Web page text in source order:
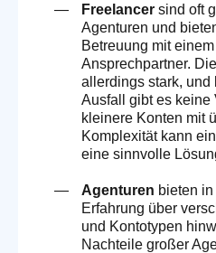
Freelancer sind oft
Agenturen und
Betreuung mit
Ansprechpartner.
allerdings stark, und
Ausfall gibt es keine
kleinere Konten mit
Komplexität kann
eine sinnvolle
Agenturen bieten
Erfahrung über
und Kontotypen
Nachteile großer